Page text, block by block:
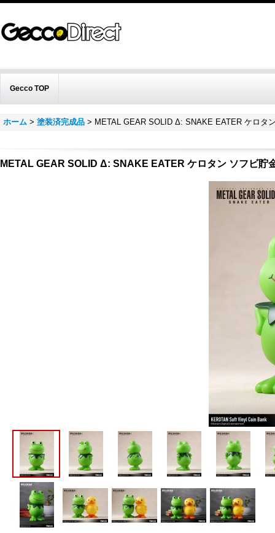
Gecco TOP
ホーム > 塗装済完成品 > METAL GEAR SOLID Δ: SNAKE EATER ケロタ
METAL GEAR SOLID Δ: SNAKE EATER ケロタン ソフビ貯